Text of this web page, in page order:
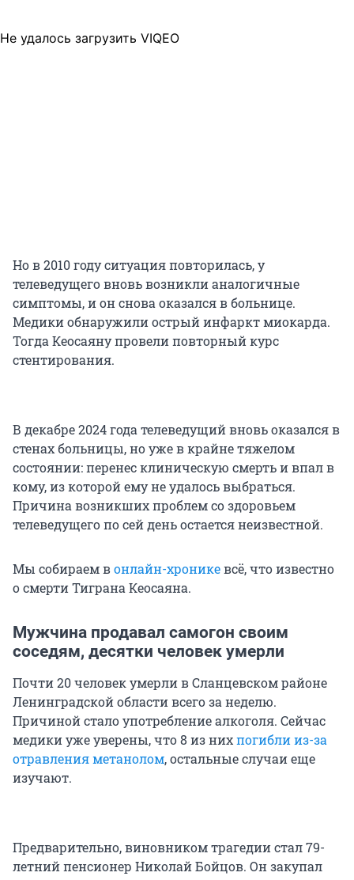
Не удалось загрузить VIQEO
Но в 2010 году ситуация повторилась, у
телеведущего вновь возникли аналогичные
симптомы, и он снова оказался в больнице.
Медики обнаружили острый инфаркт миокарда.
Тогда Кеосаяну провели повторный курс
стентирования.
В декабре 2024 года телеведущий вновь оказался в
стенах больницы, но уже в крайне тяжелом
состоянии: перенес клиническую смерть и впал в
кому, из которой ему не удалось выбраться.
Причина возникших проблем со здоровьем
телеведущего по сей день остается неизвестной.
Мы собираем вонлайн-хроникевсё, что известно
о смерти Тиграна Кеосаяна.
Мужчина продавал самогон своим
соседям, десятки человек умерли
Почти 20 человек умерли в Сланцевском районе
Ленинградской области всего за неделю.
Причиной стало употребление алкоголя. Сейчас
медики уже уверены, что 8 из нихпогибли из-за
отравления метанолом, остальные случаи еще
изучают.
Предварительно, виновником трагедии стал 79-
летний пенсионер Николай Бойцов. Он закупал